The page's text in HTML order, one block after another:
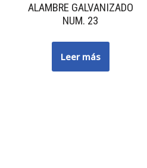
ALAMBRE GALVANIZADO
NUM. 23
Leer más